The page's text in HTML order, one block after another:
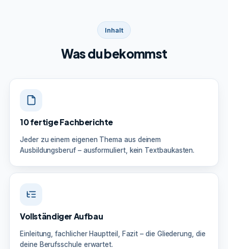
Inhalt
Was du bekommst
10 fertige Fachberichte
Jeder zu einem eigenen Thema aus deinem
Ausbildungsberuf – ausformuliert, kein Textbaukasten.
Vollständiger Aufbau
Einleitung, fachlicher Hauptteil, Fazit – die Gliederung, die
deine Berufsschule erwartet.